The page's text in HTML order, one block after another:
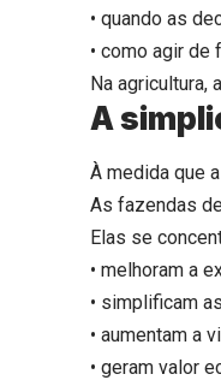
• quando as
• como agir
Na agricultura,
A
À medida que
As fazendas
Elas se
• melhoram a
• simplificam
• aumentam a
• geram valor